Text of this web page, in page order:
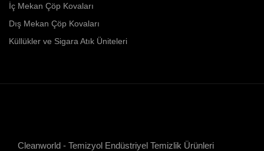
İç Mekan Çöp Kovaları
Dış Mekan Çöp Kovaları
Küllükler ve Sigara Atık Üniteleri
Cleanworld - Temizyol Endüstriyel Temizlik Ürünleri